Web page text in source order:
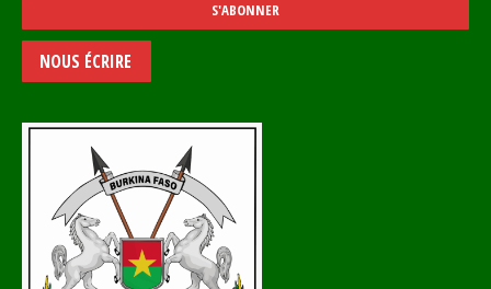
NOUS ÉCRIRE